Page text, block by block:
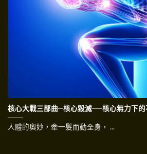
核心大戰三部曲─核心毀滅──核心無力下的
人體的奧妙，牽一髮而動全身， ...